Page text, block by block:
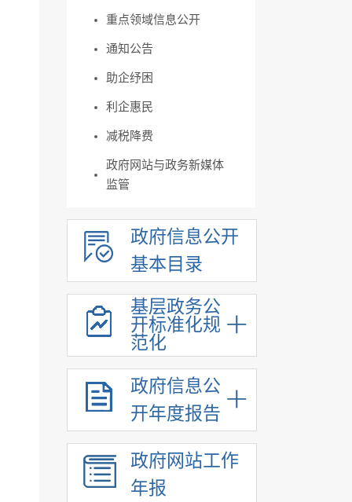
重点领域信息公开
通知公告
助企纾困
利企惠民
减税降费
政府网站与政务新媒体
监管
政府信息公开
基本目录
基层政务公
开标准化规
范化
政府信息公
开年度报告
政府网站工作
年报